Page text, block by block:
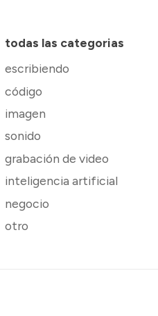
todas las categorias
escribiendo
código
imagen
sonido
grabación de video
inteligencia artificial
negocio
otro